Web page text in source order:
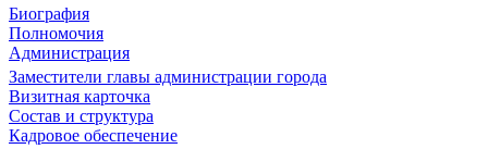
Биография
Полномочия
Администрация
Заместители главы администрации города
Визитная карточка
Состав и структура
Кадровое обеспечение